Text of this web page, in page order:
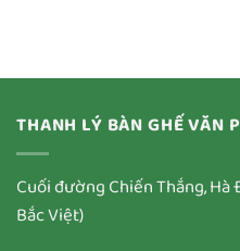
THANH LÝ BÀN GHẾ VĂN
Cuối đường Chiến Thắng, Hà
Bắc Việt)